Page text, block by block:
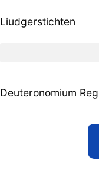
naar
Liudgerstichten
Deuteronomium